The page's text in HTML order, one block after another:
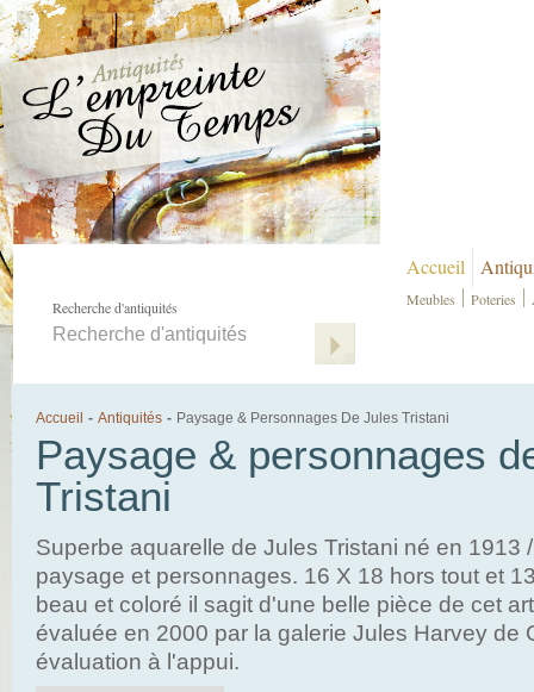
Recherche d'antiquités
Accueil
Meubles Poteries
Accueil - Antiquités - Paysage & Personnages De Jules Tristani
Paysage & personnages
Tristani
Superbe aquarelle de Jules Tristani né en 1913
paysage et personnages. 16 X 18 hors tout et
beau et coloré il sagit d'une belle pièce de cet
évaluée en 2000 par la galerie Jules Harvey de
évaluation à l'appui.